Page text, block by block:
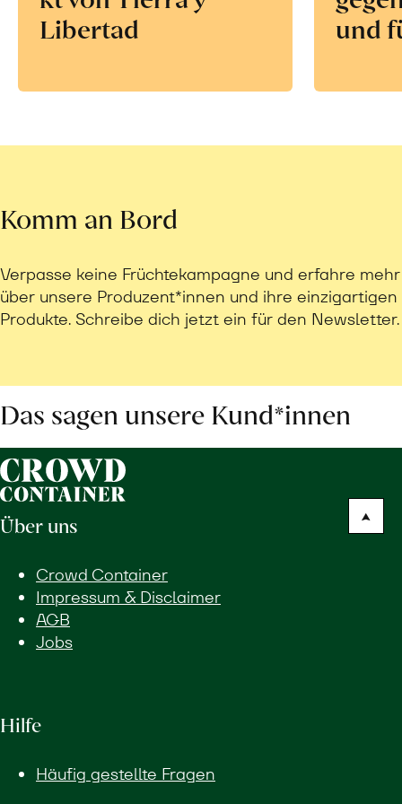
Libertad
und
Komm an Bord
Verpasse keine Früchtekampagne und erfahre mehr
über unsere Produzent*innen und ihre einzigartigen
Produkte. Schreibe dich jetzt ein für den Newsletter.
Das sagen unsere Kund*innen
Über uns
Crowd Container
Impressum & Disclaimer
AGB
Jobs
Hilfe
Häufig gestellte Fragen